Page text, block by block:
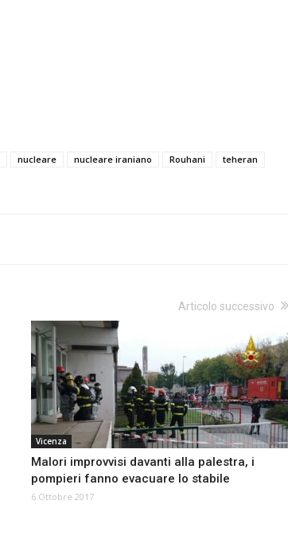
nucleare nucleare iraniano Rouhani
teheran
Articolo successivo
Vicenza
Malori improvvisi davanti alla palestra, i
pompieri fanno evacuare lo stabile
6 Ottobre 2017